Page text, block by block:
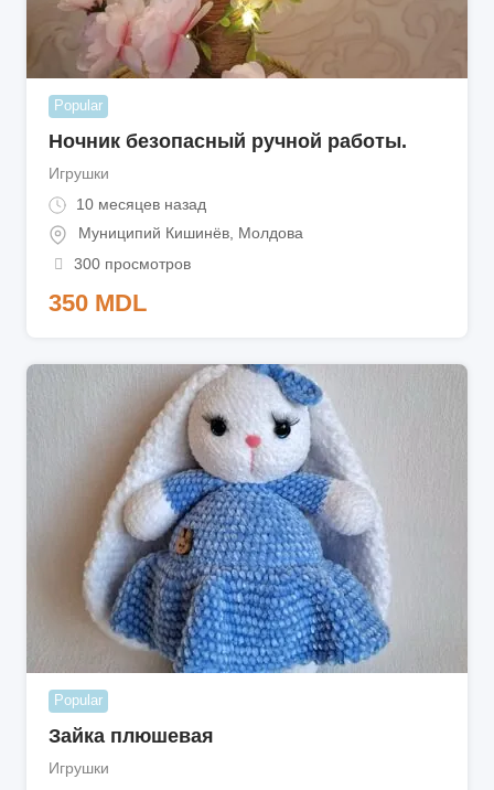
Popular
Ночник безопасный ручной работы.
Игрушки
10 месяцев назад
Муниципий Кишинёв, Молдова
300 просмотров
350 MDL
Popular
Зайка плюшевая
Игрушки